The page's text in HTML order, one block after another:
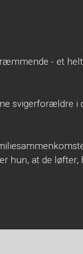
- et
svigerforældre i
hun, at de løfter,